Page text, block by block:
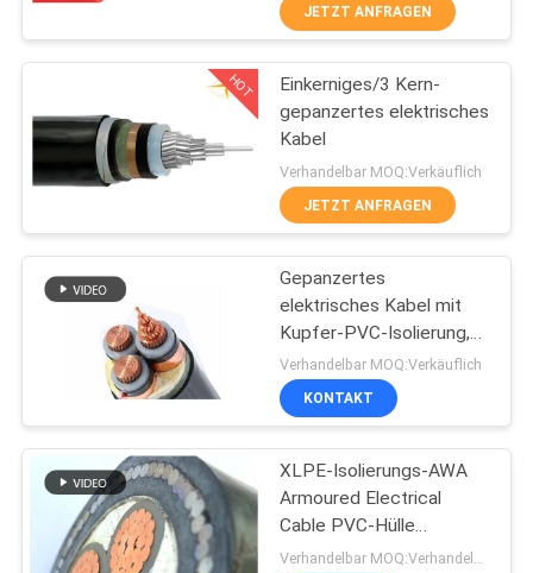
FABRIK
QUALITÄTSKONTROLLE
KONTAKT
NACHRICHTEN
REFERENZEN
NEWS
PVC-isolierte Kabel
203
elektrische Kabel
197
JETZT ANFRAGEN
HOT
Einkerniges/3 Kern-
gepanzertes elektrisches
Kabel
Verhandelbar MOQ:Verkäuflich
JETZT ANFRAGEN
Gepanzertes
elektrisches Kabel mit
Kupfer-PVC-Isolierung,
600-V-Rollenverpackung
Verhandelbar MOQ:Verkäuflich
KONTAKT
XLPE-Isolierungs-AWA
Armoured Electrical
Cable PVC-Hülle
einkernig
Verhandelbar MOQ:Verhandelbar